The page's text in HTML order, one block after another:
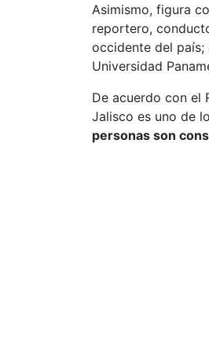
Asimismo, figura
reportero,
occidente del país;
Universidad
De acuerdo con el
Jalisco es uno de
personas son